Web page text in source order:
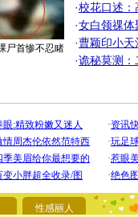
尸首惨不忍睹
·校花口述：
·女白领祼体
·曹颖印小天
·诡秘莫测：
性感丽人
[圣诞节]
你太多
要平安
[圣诞节]
能正大光
都要快乐